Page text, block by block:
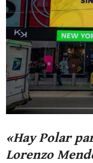
«Hay Polar
Lorenzo